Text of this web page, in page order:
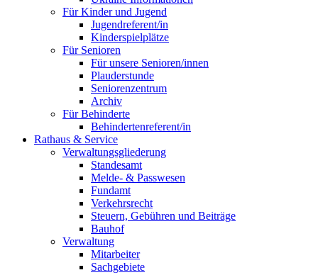
Für Kinder und Jugend
Jugendreferent/in
Kinderspielplätze
Für Senioren
Für unsere Senioren/innen
Plauderstunde
Seniorenzentrum
Archiv
Für Behinderte
Behindertenreferent/in
Rathaus & Service
Verwaltungsgliederung
Standesamt
Melde- & Passwesen
Fundamt
Verkehrsrecht
Steuern, Gebühren und Beiträge
Bauhof
Verwaltung
Mitarbeiter
Sachgebiete